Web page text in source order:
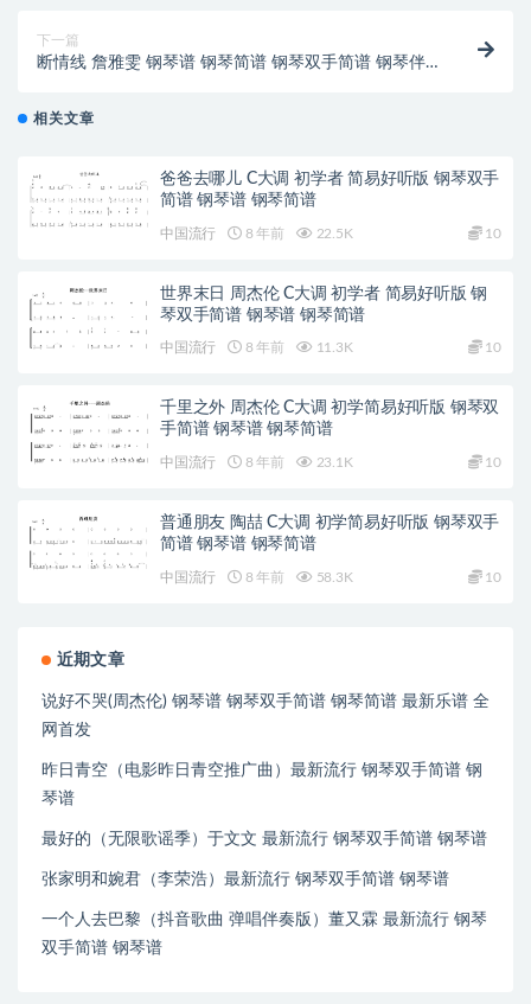
下一篇
断情线 詹雅雯 钢琴谱 钢琴简谱 钢琴双手简谱 钢琴伴
相关文章
爸爸去哪儿 C大调 初学者 简易好听版 钢琴双手
简谱 钢琴谱 钢琴简谱
中国流行 8 年前 22.5K 10
世界末日 周杰伦 C大调 初学者 简易好听版 钢
琴双手简谱 钢琴谱 钢琴简谱
中国流行 8 年前 11.3K 10
千里之外 周杰伦 C大调 初学简易好听版 钢琴双
手简谱 钢琴谱 钢琴简谱
中国流行 8 年前 23.1K 10
普通朋友 陶喆 C大调 初学简易好听版 钢琴双手
简谱 钢琴谱 钢琴简谱
中国流行 8 年前 58.3K 10
近期文章
说好不哭(周杰伦) 钢琴谱 钢琴双手简谱 钢琴简谱 最新乐谱 全
网首发
昨日青空（电影昨日青空推广曲）最新流行 钢琴双手简谱 钢
琴谱
最好的（无限歌谣季）于文文 最新流行 钢琴双手简谱 钢琴谱
张家明和婉君（李荣浩）最新流行 钢琴双手简谱 钢琴谱
一个人去巴黎（抖音歌曲 弹唱伴奏版）董又霖 最新流行 钢琴
双手简谱 钢琴谱